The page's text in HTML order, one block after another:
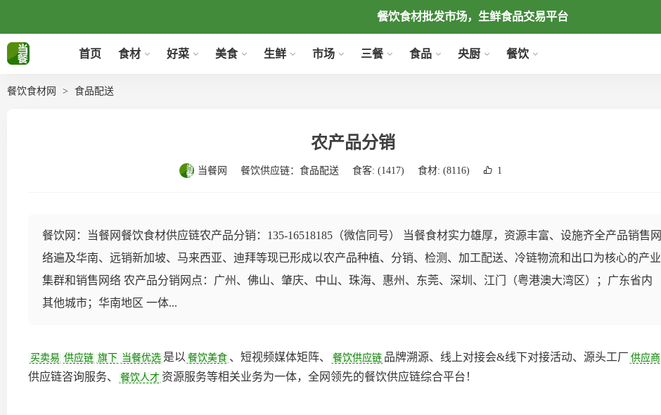
餐饮食材批发市场，生鲜食品交易平台
首页 食材 好菜 美食 生鲜 市场 三餐 食品 央厨 餐饮
餐饮食材网 食品配送
农产品分销
当餐网 餐饮供应链： 食品配送 食客: (1417) 食材: (8116) 1
餐饮网：当餐网餐饮食材供应链农产品分销：135-16518185（微信同号） 当餐食材实力雄厚，资源丰富、设施齐全产品销售网
络遍及华南、远销新加坡、马来西亚、迪拜等现已形成以农产品种植、分销、检测、加工配送、冷链物流和出口为核心的产业
集群和销售网络 农产品分销网点：广州、佛山、肇庆、中山、珠海、惠州、东莞、深圳、江门（粤港澳大湾区）；广东省内
其他城市；华南地区 一体...
买卖易 供应链 旗下 当餐优选 是以 餐饮美食 、短视频媒体矩阵、 餐饮供应链 品牌溯源、线上对接会&线下对接活动、源头工厂 供应商
供应链咨询服务、
餐饮人才 资源服务等相关业务为一体，全网领先的餐饮供应链综合平台‌！